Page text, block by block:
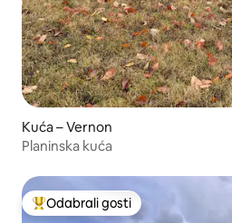
Kuća – Vernon
Planinska kuća
Među najviše rangiranima s
Odabrali gosti